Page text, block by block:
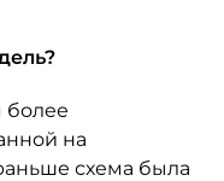
более
на
схема была